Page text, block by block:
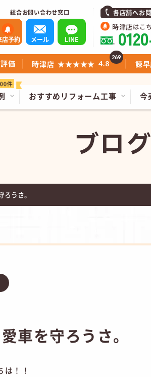
総合お問い合わせ窓口
店予約 メール LINE
各店舗へお
時津店はこ
今
おすすめリフォーム工事
価 時津店 ★★★★★ 4.8
269
諫
ブログ
うさ。
車を守ろうさ。
は！！